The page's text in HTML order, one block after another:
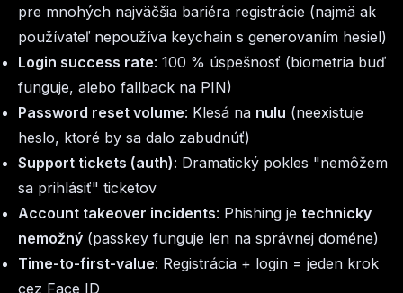
pre mnohých najväčšia bariéra registrácie (najmä ak
používateľ nepoužíva keychain s generovaním hesiel)
Login success rate: 100 % úspešnosť (biometria buď
funguje, alebo fallback na PIN)
Password reset volume: Klesá na nulu (neexistuje
heslo, ktoré by sa dalo zabudnúť)
Support tickets (auth): Dramatický pokles "nemôžem
sa prihlásiť" ticketov
Account takeover incidents: Phishing je technicky
nemožný (passkey funguje len na správnej doméne)
Time-to-first-value: Registrácia + login = jeden krok
cez Face ID